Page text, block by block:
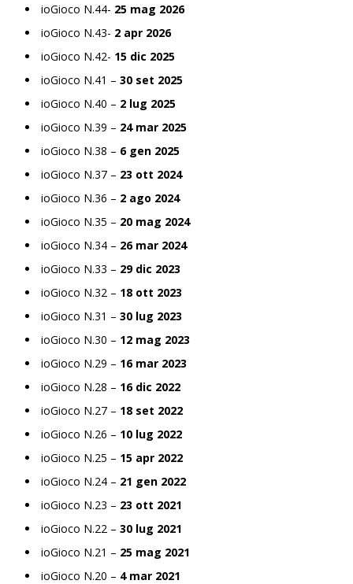
ioGioco N.44- 25 mag 2026
ioGioco N.43- 2 apr 2026
ioGioco N.42- 15 dic 2025
ioGioco N.41 – 30 set 2025
ioGioco N.40 – 2 lug 2025
ioGioco N.39 – 24 mar 2025
ioGioco N.38 – 6 gen 2025
ioGioco N.37 – 23 ott 2024
ioGioco N.36 – 2 ago 2024
ioGioco N.35 – 20 mag 2024
ioGioco N.34 – 26 mar 2024
ioGioco N.33 – 29 dic 2023
ioGioco N.32 – 18 ott 2023
ioGioco N.31 – 30 lug 2023
ioGioco N.30 – 12 mag 2023
ioGioco N.29 – 16 mar 2023
ioGioco N.28 – 16 dic 2022
ioGioco N.27 – 18 set 2022
ioGioco N.26 – 10 lug 2022
ioGioco N.25 – 15 apr 2022
ioGioco N.24 – 21 gen 2022
ioGioco N.23 – 23 ott 2021
ioGioco N.22 – 30 lug 2021
ioGioco N.21 – 25 mag 2021
ioGioco N.20 – 4 mar 2021